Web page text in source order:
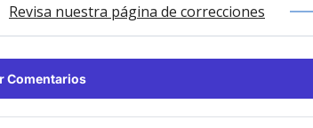
Revisa nuestra página de correcciones
Comentarios